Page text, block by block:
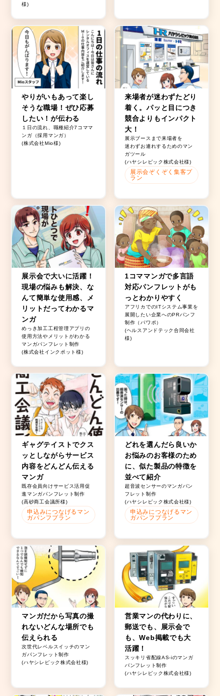
様)
やりがいもあって楽し
そうな職場！ぜひ応募
したい！が伝わる
１日の流れ、職種紹介7コママ
ンガ（採用マンガ）
(株式会社Mio様)
来場者が迷わずたどり
着く。パッと目につき
競合よりもインパクト
大！
展示ブースまで来場者を
迷わずお連れするためのマン
ガツール
(ハヤシレピック株式会社様)
展示会ぞくぞく集客プ
ラン
展示会で大いに活躍！
現場の悩みも解決、な
んて簡単な使用感、メ
リットだってわかるマ
ンガ
めっき加工工程管理アプリの
使用方法やメリットがわかる
マンガパンフレット制作
(株式会社インクポット様)
1コママンガで多言語
対応パンフレットがも
っとわかりやすく
アフリカでのITシステム事業を
展開したい企業へのPRパンフ
制作（パワポ）
(ヘルスアンドテック合同会社
様)
ギャグテイストでクス
ッとしながらサービス
内容をどんどん伝える
マンガ
既存会員向けサービス活用促
進マンガパンフレット制作
(高砂商工会議所様)
申込みにつなげるマン
ガパンフプラン
どれを選んだら良いか
お悩みのお客様のため
に、似た製品の特徴を
並べて紹介
超音波センサーのマンガパン
フレット制作
(ハヤシレピック株式会社様)
申込みにつなげるマン
ガパンフプラン
マンガだから写真の撮
れないどんな場所でも
伝えられる
次世代レベルスイッチのマン
ガパンフレット制作
(ハヤシレピック株式会社様)
営業マンの代わりに、
郵送でも、展示会で
も、Web掲載でも大
活躍！
スッキリ省配線AS-iのマンガ
パンフレット制作
(ハヤシレピック株式会社様)